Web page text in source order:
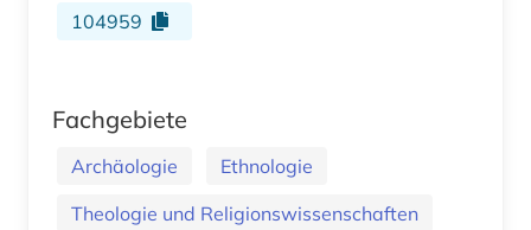
104959
Fachgebiete
Archäologie
Ethnologie
Theologie und Religionswissenschaften